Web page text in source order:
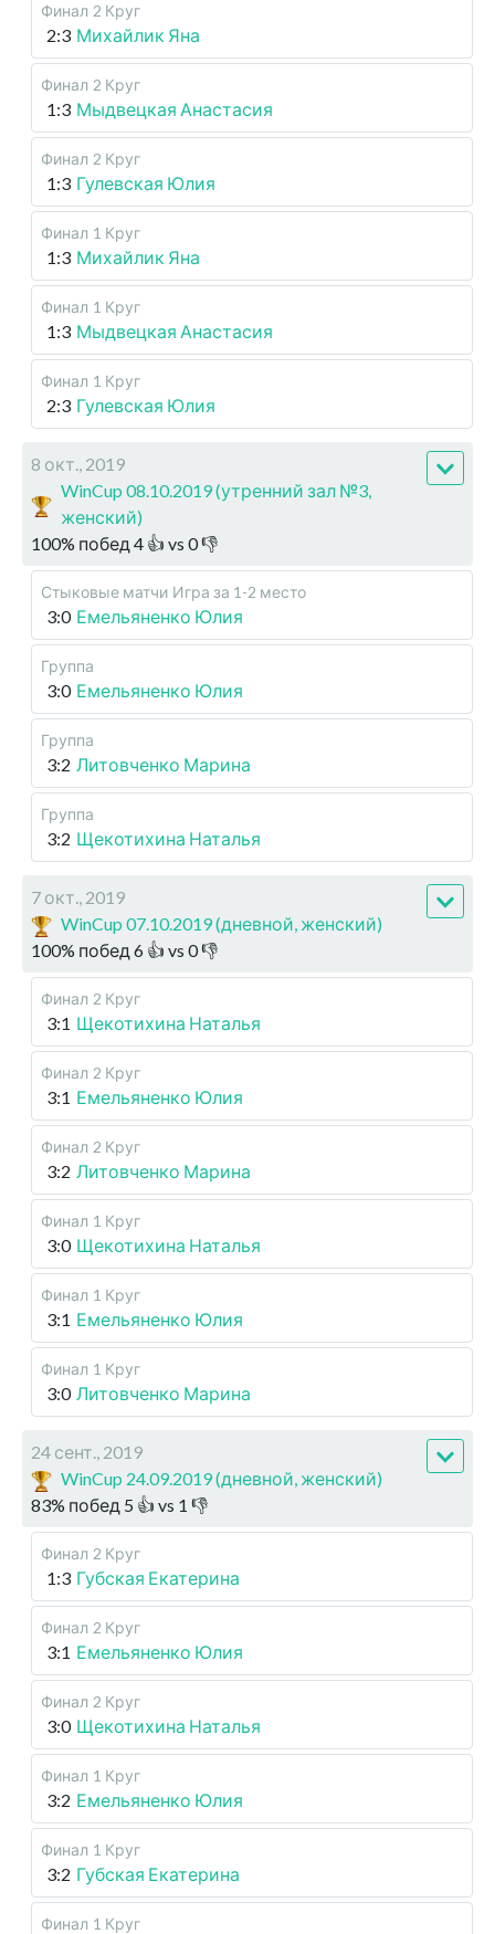
Финал 2 Круг
2:3 Михайлик Яна
Финал 2 Круг
1:3 Мыдвецкая Анастасия
Финал 2 Круг
1:3 Гулевская Юлия
Финал 1 Круг
1:3 Михайлик Яна
Финал 1 Круг
1:3 Мыдвецкая Анастасия
Финал 1 Круг
2:3 Гулевская Юлия
8 окт., 2019
WinCup 08.10.2019 (утренний зал №3,
женский)
100% побед 4 👍 vs 0👎
Стыковые матчи Игра за 1-2 место
3:0 Емельяненко Юлия
Группа
3:0 Емельяненко Юлия
Группа
3:2 Литовченко Марина
Группа
3:2 Щекотихина Наталья
7 окт., 2019
WinCup 07.10.2019 (дневной, женский)
100% побед 6 👍 vs 0👎
Финал 2 Круг
3:1 Щекотихина Наталья
Финал 2 Круг
3:1 Емельяненко Юлия
Финал 2 Круг
3:2 Литовченко Марина
Финал 1 Круг
3:0 Щекотихина Наталья
Финал 1 Круг
3:1 Емельяненко Юлия
Финал 1 Круг
3:0 Литовченко Марина
24 сент., 2019
WinCup 24.09.2019 (дневной, женский)
83% побед 5 👍 vs 1 👎
Финал 2 Круг
1:3 Губская Екатерина
Финал 2 Круг
3:1 Емельяненко Юлия
Финал 2 Круг
3:0 Щекотихина Наталья
Финал 1 Круг
3:2 Емельяненко Юлия
Финал 1 Круг
3:2 Губская Екатерина
Финал 1 Круг